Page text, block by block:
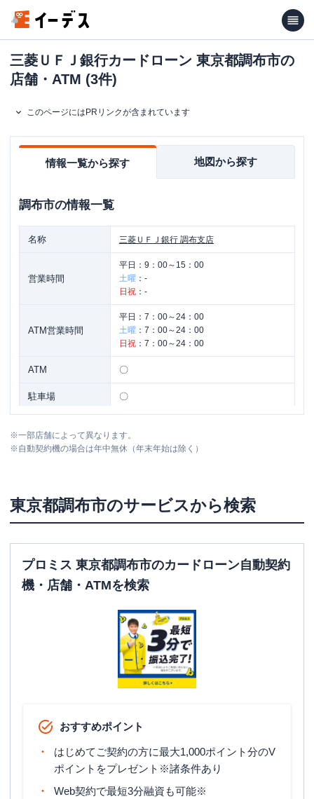
三菱ＵＦＪ銀行カードローン 東京都調布市の
店舗・ATM (3件)
このページにはPRリンクが含まれています
情報一覧から探す 地図から探す
調布市の情報一覧
名称 三菱ＵＦＪ銀行 調布支店
営業時間
平日： 9：00～15：00
土曜 ： -
日祝 ： -
ATM営業時間
平日： 7：00～24：00
土曜 ： 7：00～24：00
日祝 ： 7：00～24：00
ATM 〇
駐車場 〇
営業時間
土曜：-
日祝
ATM営業時間
平日：7：00～24：00
日祝： 7：00～24：00
〇
〇
東京都調布市小島町２－５１－１１
三菱ＵＦＪ銀行 仙川支店
営業時間
土曜 ：
平日： 7：00～24：00
日祝：7：00～24：00
※一部店舗によって異なります。
※自動契約機の場合は年中無休（年末年始は除く）
東京都調布市のサービスから検索
プロミス 東京都調布市のカードローン自動契約
機・店舗・ATMを検索
おすすめポイント
はじめてご契約の方に最大1,000ポイント分のV
ポイントをプレゼント※諸条件あり
Web契約で最短3分融資も可能※